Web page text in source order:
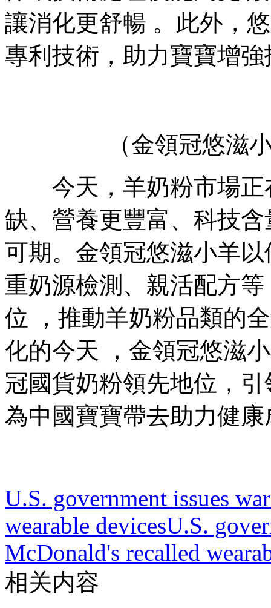
讓消化更舒暢 。此外
專利技術 ，助力寶寶增強抵
（金領冠悠滋
今天，羊奶粉市場正
缺、營養更豐富 、科
可期 。金領冠悠滋小羊
重奶源檢測 、親活配方
位 ，推動羊奶粉品類的
化的今天 ，金領冠悠
冠國貨奶粉領先地位 ，引
為中國寶寶帶去助力健康成
U.S. government issues
wearable devicesU.S.
McDonald's recalled
相关内容